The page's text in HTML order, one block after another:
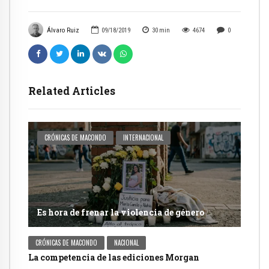
Álvaro Ruiz 09/18/2019 30 min 4674 0
Related Articles
CRÓNICAS DE MACONDO INTERNACIONAL
Es hora de frenar la violencia de género
CRÓNICAS DE MACONDO NACIONAL
La competencia de las ediciones Morgan